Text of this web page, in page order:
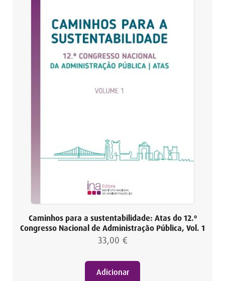
Caminhos para a sustentabilidade: Atas do 12.º
Congresso Nacional de Administração Pública, Vol. 1
33,00 €
Adicionar